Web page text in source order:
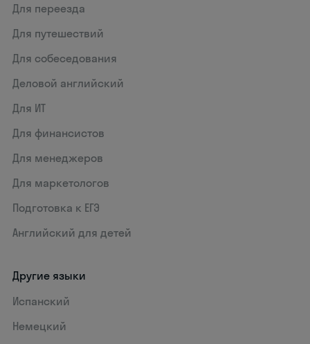
Для переезда
Для путешествий
Для собеседования
Деловой английский
Для ИТ
Для финансистов
Для менеджеров
Для маркетологов
Подготовка к ЕГЭ
Английский для детей
Другие языки
Испанский
Немецкий